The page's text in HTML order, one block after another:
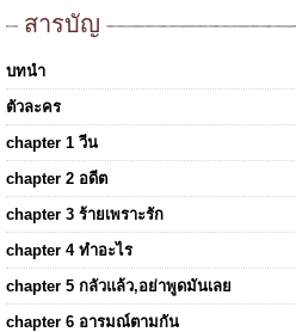
สารบัญ
บทนำ
ตัวละคร
chapter 1 วีน
chapter 2 อดีต
chapter 3 ร้ายเพราะรัก
chapter 4 ทำอะไร
chapter 5 กลัวแล้ว,อย่าพูดมันเลย
chapter 6 อารมณ์ตามกัน